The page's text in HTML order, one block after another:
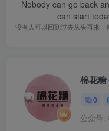
Nobody can go back
can start
没有人可以回到过去从头再来
棉花糖
0
公众号: